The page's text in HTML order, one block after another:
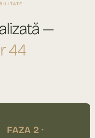
—
44
FAZA 2 ·